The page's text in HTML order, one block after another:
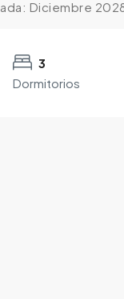
Diciembre
3
Dormitorios